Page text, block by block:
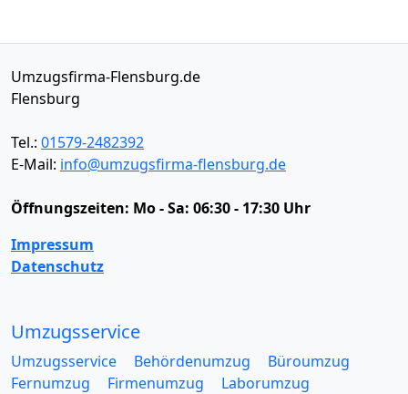
Umzugsfirma-Flensburg.de
Flensburg
Tel.: 01579-2482392
E-Mail: info@umzugsfirma-flensburg.de
Öffnungszeiten: Mo - Sa: 06:30 - 17:30 Uhr
Impressum
Datenschutz
Umzugsservice
Umzugsservice Behördenumzug
Büroumzug
Fernumzug
Firmenumzug
Laborumzug